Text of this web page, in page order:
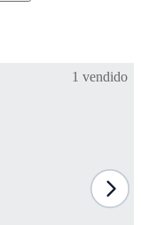
1 vendido